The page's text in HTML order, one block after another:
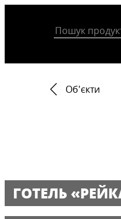
Об'єкти
ГОТЕЛЬ